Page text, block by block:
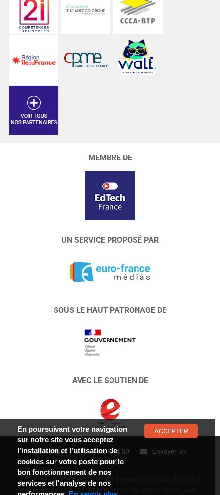
MEMBRE DE
UN SERVICE PROPOSÉ PAR
SOUS LE HAUT PATRONAGE DE
AVEC LE SOUTIEN DE
CONTACT : 01 47 01 34 50
Envoyer un
message
© EURO FRANCE MÉDIAS 2026
Siret n°403 627 797 000 18
En poursuivant votre navigation
sur notre site vous acceptez
l’installation et l’utilisation de
cookies sur votre poste pour le
bon fonctionnement de nos
services et l'analyse de nos
ACCEPTER